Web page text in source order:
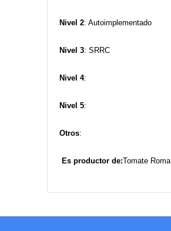
Nivel 2: Autoimplementado
Nivel 3: SRRC
Nivel 4:
Nivel 5:
Otros:
Es productor de:Tomate Roma